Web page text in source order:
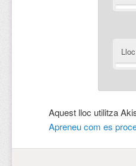
Aquest lloc utilitza
Apreneu com es